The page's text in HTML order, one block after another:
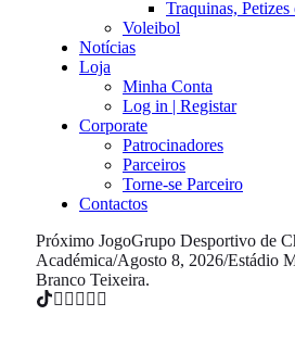
Traquinas,
Voleibol
Notícias
Loja
Minha Conta
Log in | Registar
Corporate
Patrocinadores
Parceiros
Torne-se Parceiro
Contactos
Próximo JogoGrupo Desportivo de
Académica/Agosto 8, 2026/Estádio
Branco Teixeira.